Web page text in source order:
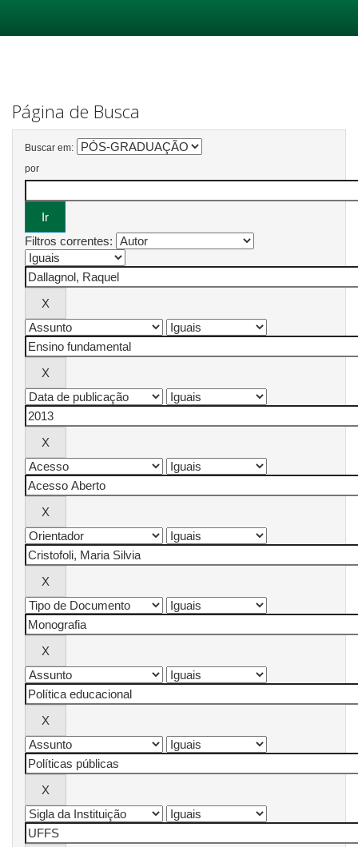
Página de Busca
Buscar em:
por
Filtros correntes: